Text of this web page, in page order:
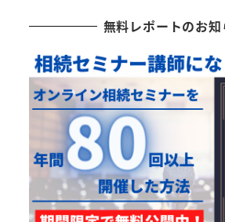
無料レポートのお知